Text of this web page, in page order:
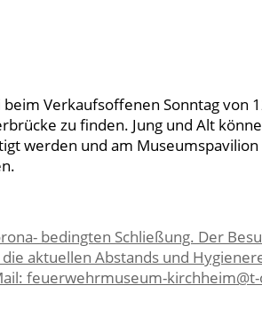
Verkaufsoffenen Sonntag von
zu finden. Jung und Alt
werden und am
bedingten Schließung. Der
aktuellen Abstands und
feuerwehrmuseum-